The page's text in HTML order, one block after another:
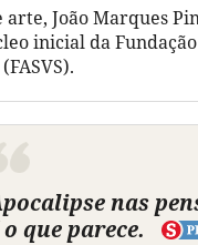
arte, João Marques
inicial da
nas
o que parece.